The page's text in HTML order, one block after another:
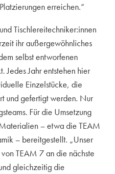
erreichen.“
Tischlereitechniker:innen
ihr außergewöhnliches
selbst entworfenen
Jedes Jahr entstehen hier
Einzelstücke, die
und gefertigt werden. Nur
Für die Umsetzung
– etwa die TEAM
– bereitgestellt. „Unser
TEAM 7 an die nächste
gleichzeitig die